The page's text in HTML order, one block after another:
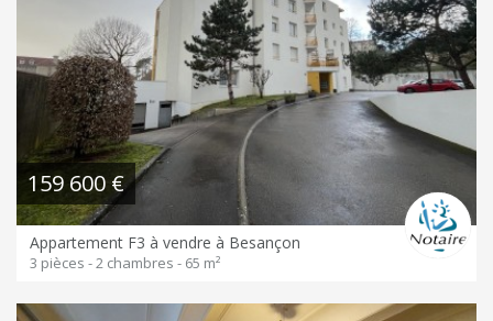
159 600 €
Appartement F3 à vendre à Besançon
3 pièces - 2 chambres - 65 m²